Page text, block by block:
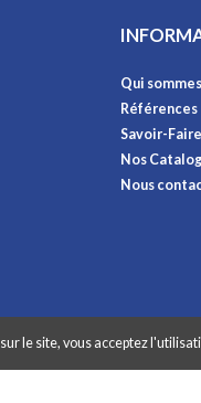
Qui
Références
Savoir-Faire
Nos
Nous
le site, vous acceptez